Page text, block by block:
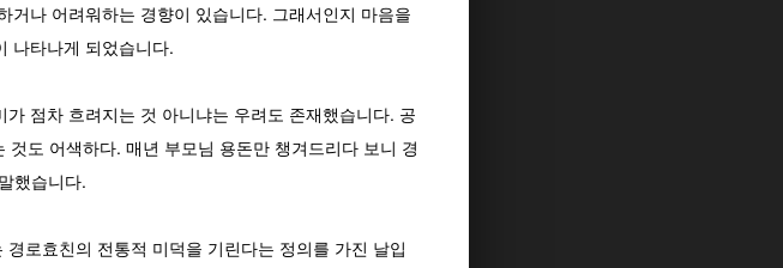
나 어려워하는 경향이 있습니다. 그래서인지 마음을
나타나게 되었습니다.
점차 흐려지는 것 아니냐는 우려도 존재했습니다. 공
도 어색하다. 매년 부모님 용돈만 챙겨드리다 보니 경
했습니다.
로효친의 전통적 미덕을 기린다는 정의를 가진 날입